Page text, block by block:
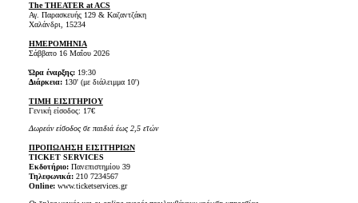
The THEATER at ACS
Αγ. Παρασκευής 129 & Καζαντζάκη
Χαλάνδρι, 15234
ΗΜΕΡΟΜΗΝΙΑ
Σάββατο 16 Μαΐου 2026
Ώρα έναρξης:19:30
Διάρκεια:130' (με διάλειμμα 10')
ΤΙΜΗ ΕΙΣΙΤΗΡΙΟΥ
Γενική είσοδος: 17€
Δωρεάν είσοδος σε παιδιά έως 2,5 ετών
ΠΡΟΠΩΛΗΣΗ ΕΙΣΙΤΗΡΙΩΝ
TICKET SERVICES
Eκδοτήριο:Πανεπιστημίου 39
Τηλεφωνικά:210 7234567
Online:www.ticketservices.gr